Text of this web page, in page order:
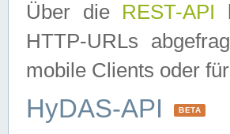
Über die REST-API
HTTP-URLs
mobile Clients oder
HyDAS-API BETA